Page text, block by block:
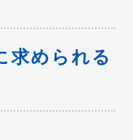
求められる